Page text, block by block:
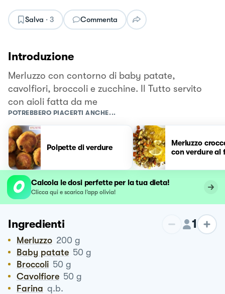
Salva · 3 Commenta
Introduzione
Merluzzo con contorno di baby patate,
cavolfiori, broccoli e zucchine. Il Tutto servito
con aioli fatta da me
POTREBBERO PIACERTI ANCHE...
Polpette di verdure
Merluzzo
con verdure al
Calcola le dosi perfette per la tua dieta!
Clicca qui e scarica l’app olivia!
Ingredienti 1
Merluzzo 200 g
Baby patate 50 g
Broccoli 50 g
Cavolfiore 50 g
Farina q.b.